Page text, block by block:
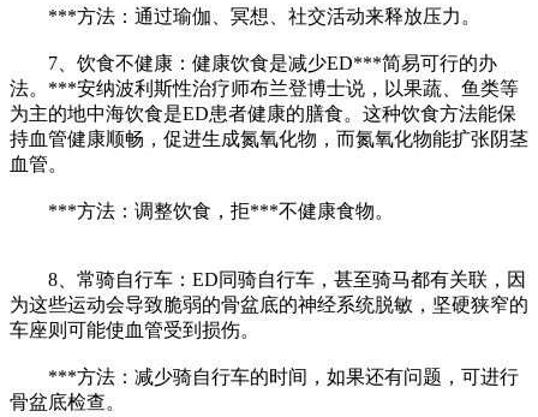
***方法：通过瑜伽、冥想、社交活动来释放压力。
7、饮食不健康：健康饮食是减少ED***简易可行的办
法。***安纳波利斯性治疗师布兰登博士说，以果蔬、鱼类等
为主的地中海饮食是ED患者健康的膳食。这种饮食方法能保
持血管健康顺畅，促进生成氮氧化物，而氮氧化物能扩张阴茎
血管。
***方法：调整饮食，拒***不健康食物。
8、常骑自行车：ED同骑自行车，甚至骑马都有关联，因
为这些运动会导致脆弱的骨盆底的神经系统脱敏，坚硬狭窄的
车座则可能使血管受到损伤。
***方法：减少骑自行车的时间，如果还有问题，可进行
骨盆底检查。